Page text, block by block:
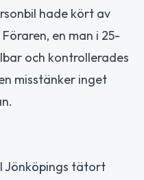
hade kört av
en man i 25-
och kontrollerades
misstänker inget
Jönköpings tätort